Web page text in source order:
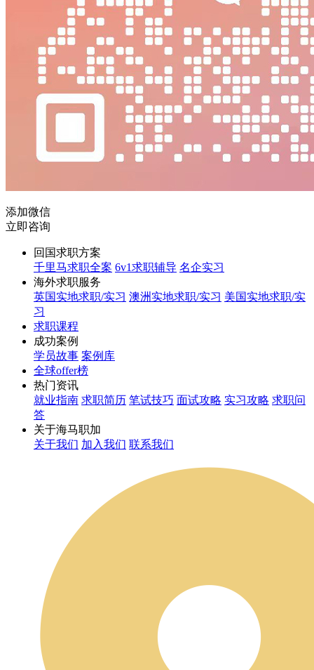
添加微信
立即咨询
回国求职方案
千里马求职全案 6v1求职辅导 名企实习
海外求职服务
英国实地求职/实习 澳洲实地求职/实习 美国实地求职/实
习
求职课程
成功案例
学员故事 案例库
全球offer榜
热门资讯
就业指南 求职简历 笔试技巧 面试攻略 实习攻略 求职问
答
关于海马职加
关于我们 加入我们 联系我们